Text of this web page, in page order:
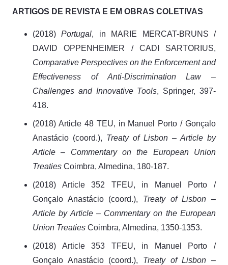
A RTIGOS DE R EVISTA E EM OBRAS COLETIVAS
(2018)Portugal, in MARIE MERCAT-BRUNS /
DAVID OPPENHEIMER / CADI SARTORIUS,
Comparative Perspectives on the Enforcement and
Effectiveness of Anti-Discrimination Law –
Challenges and Innovative Tools, Springer, 397-
418.
(2018) Article 48 TEU, in Manuel Porto / Gonçalo
Anastácio (coord.), Treaty of Lisbon – Article by
Article – Commentary on the European Union
Treaties Coimbra, Almedina, 180-187.
(2018) Article 352 TFEU, in Manuel Porto /
Gonçalo Anastácio (coord.), Treaty of Lisbon –
Article by Article – Commentary on the European
Union Treaties Coimbra, Almedina, 1350-1353.
(2018) Article 353 TFEU, in Manuel Porto /
Gonçalo Anastácio (coord.), Treaty of Lisbon –